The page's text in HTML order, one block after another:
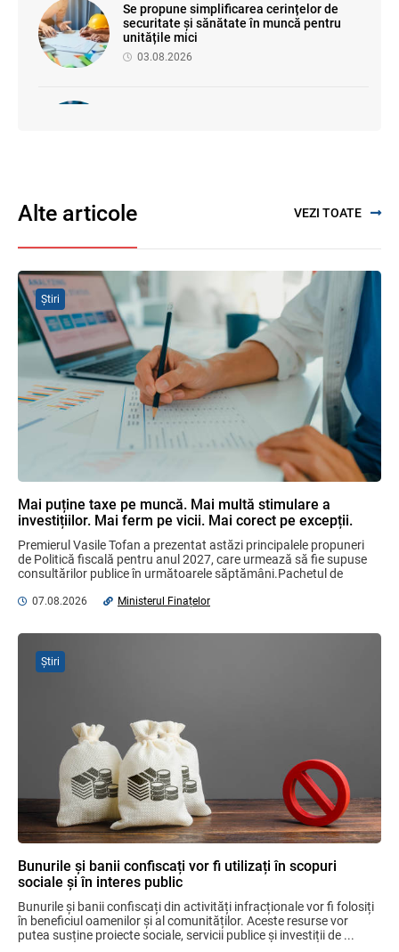
Se propune simplificarea cerințelor de
securitate și sănătate în muncă pentru
unitățile mici
03.08.2026
Se propune modificarea Legii auditului —
SFS a anunțat programul de seminare
pentru luna august 2026
03.08.2026
Бухгалтерские и Налоговые
Консультации № 07/2026, комментарии
на полях
Ciobanu Veaceslav
Domenii supuse controalelor fiscale
operative în luna august 2026
05.08.2026 Serviciul Fiscal de Stat
Sa definitivat proiectul de reformare
integrală a Titlului IV - accize armonizate
cu legislația UE
03.08.2026
Plafonul operațiunilor valutare de capital
06.08.2026
Mai puține taxe pe muncă. Mai multă
Alte articole VEZI TOATE
Mai puține taxe pe muncă. Mai multă stimulare a
investițiilor. Mai ferm pe vicii. Mai corect pe excepții.
Premierul Vasile Tofan a prezentat astăzi principalele propuneri
de Politică fiscală pentru anul 2027, care urmează să fie supuse
consultărilor publice în următoarele săptămâni.Pachetul de
07.08.2026 Ministerul Finațelor
Știri
Bunurile și banii confiscați vor fi utilizați în scopuri
sociale și în interes public
Bunurile și banii confiscați din activități infracționale vor fi folosiți
în beneficiul oamenilor și al comunităților. Aceste resurse vor
putea susține proiecte sociale, servicii publice și investiții de ...
Știri